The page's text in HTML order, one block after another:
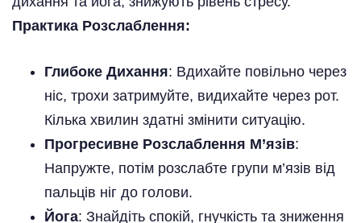
Практика Розслаблення:
Глибоке Дихання: Вдихайте повільно через
ніс, трохи затримуйте, видихайте через рот.
Кілька хвилин здатні змінити ситуацію.
Прогресивне Розслаблення М’язів:
Напружте, потім розслабте групи м’язів від
пальців ніг до голови.
Йога: Знайдіть спокій, гнучкість та зниження